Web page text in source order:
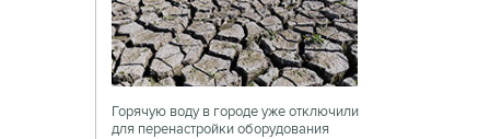
Горячую воду в городе уже отключили
для перенастройки оборудования